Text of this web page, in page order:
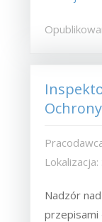
Lokalizacja:
Nadzór
przepisami